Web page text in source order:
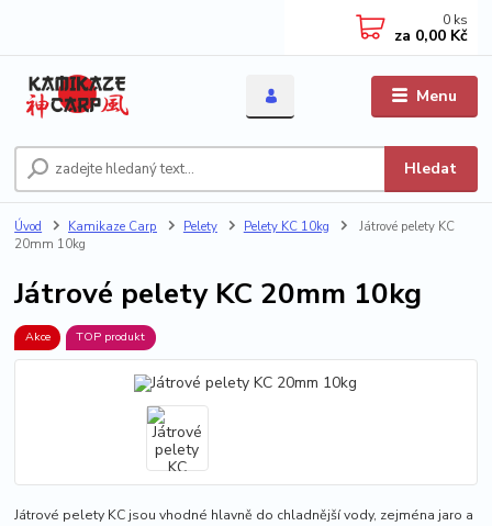
Menu
Hledat
0 ks
za 0,00 Kč
Úvod Kamikaze Carp Pelety Pelety KC 10kg
Játrové pelety KC
20mm 10kg
Játrové pelety KC 20mm 10kg
Akce TOP produkt
Játrové pelety KC jsou vhodné hlavně do chladnější vody, zejména jaro a